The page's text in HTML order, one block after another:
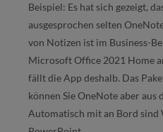
Beispiel: Es hat sich gezeigt,
ausgesprochen selten
von Notizen ist im Business-
Microsoft Office 2021 Home
fällt die App deshalb. Das
können Sie OneNote aber aus
Automatisch mit an Bord sind